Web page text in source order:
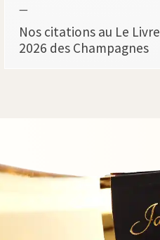
—
Nos citations au Le Livre
2026 des Champagnes